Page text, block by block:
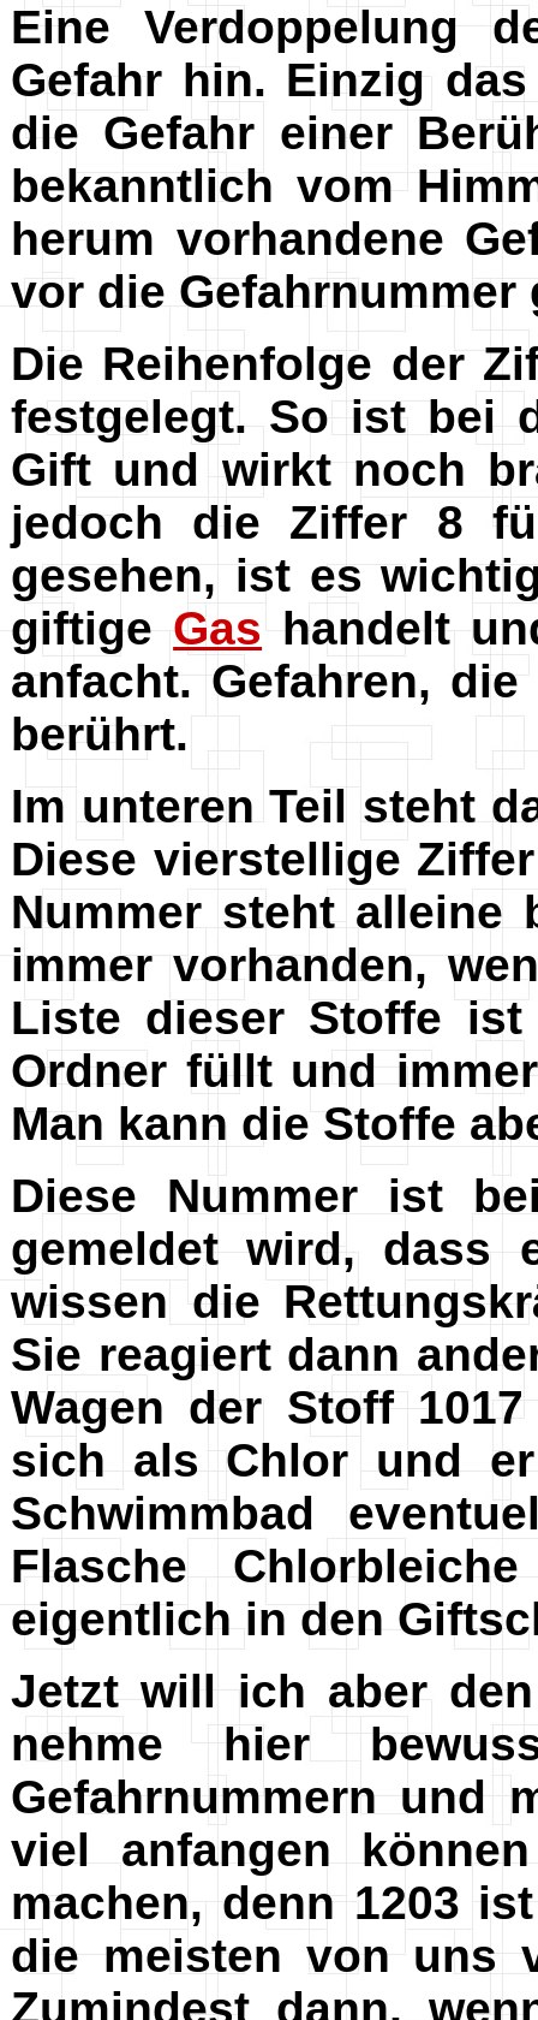
Eine Verdoppelung
Gefahr hin. Einzig
die Gefahr einer
bekanntlich vom
herum vorhandene
vor die Gefahrnummer
Die Reihenfolge der
festgelegt. So ist bei
Gift und wirkt noch
jedoch die Ziffer 8
gesehen, ist es
giftigeGas handelt
anfacht. Gefahren,
berührt.
Im unteren Teil steht
Diese vierstellige
Nummer steht alleine
immer vorhanden,
Liste dieser Stoffe
Ordner füllt und
Man kann die Stoffe
Diese Nummer ist
gemeldet wird, dass
wissen die
Sie reagiert dann
Wagen der Stoff
sich als Chlor und
Schwimmbad
Flasche
eigentlich in den
Jetzt will ich aber
nehme hier
Gefahrnummern und
viel anfangen
machen, denn 1203
die meisten von uns
Zumindest dann,